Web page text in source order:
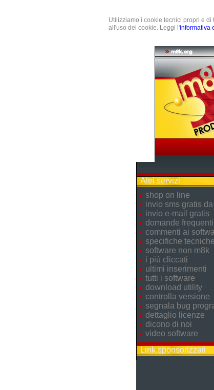
Utilizziamo i cookie tecnici propri e
all'uso dei cookie. Leggi l'informativa
Altri servizi
shop on line
invio sms gratis
invio e-mail gratis
domande
commenti ai
specifiche tecniche
software non m8k
i più cliccati
ultimi inserimenti
tutti i software
download utility
controlla versione
segnala bug
dettaglio licenze
dicono di noi
video software
Link sponsorizzati